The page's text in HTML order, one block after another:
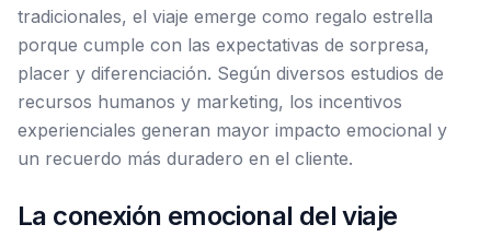
tradicionales, el viaje emerge como regalo estrella
porque cumple con las expectativas de sorpresa,
placer y diferenciación. Según diversos estudios de
recursos humanos y marketing, los incentivos
experienciales generan mayor impacto emocional y
un recuerdo más duradero en el cliente.
La conexión emocional del viaje